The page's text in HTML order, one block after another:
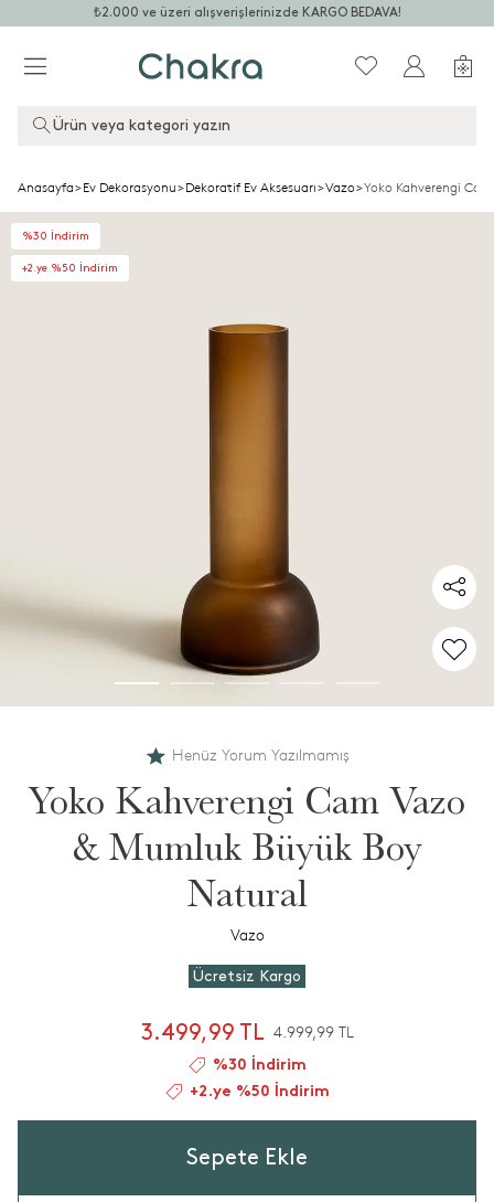
₺2.000 ve üzeri alışverişlerinizde KARGO BEDAVA!
Ürün veya kategori yazın
Anasayfa>Ev Dekorasyonu>Dekoratif Ev Aksesuarı>Vazo>Yoko Kahverengi
%30 İndirim
+2.ye %50 İndirim
Henüz Yorum Yazılmamış
Yoko Kahverengi Cam Vazo
& Mumluk Büyük Boy
Natural
Vazo
Ücretsiz Kargo
3.499,99 TL 4.999,99 TL
%30 İndirim
+2.ye %50 İndirim
Sepete Ekle